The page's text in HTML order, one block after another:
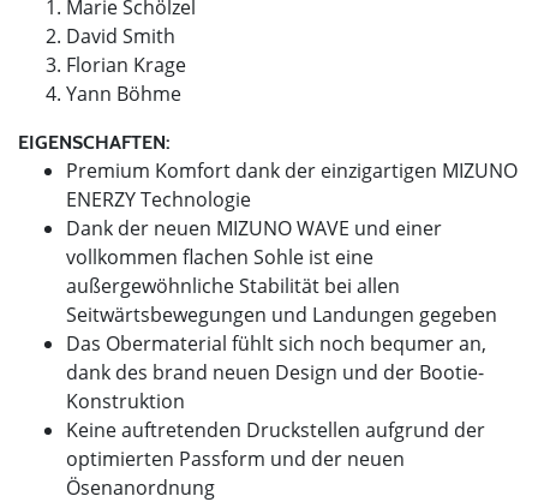
Marie Schölzel
David Smith
Florian Krage
Yann Böhme
EIGENSCHAFTEN:
Premium Komfort dank der einzigartigen MIZUNO
ENERZY Technologie
Dank der neuen MIZUNO WAVE und einer
vollkommen flachen Sohle ist eine
außergewöhnliche Stabilität bei allen
Seitwärtsbewegungen und Landungen gegeben
Das Obermaterial fühlt sich noch bequmer an,
dank des brand neuen Design und der Bootie-
Konstruktion
Keine auftretenden Druckstellen aufgrund der
optimierten Passform und der neuen
Ösenanordnung